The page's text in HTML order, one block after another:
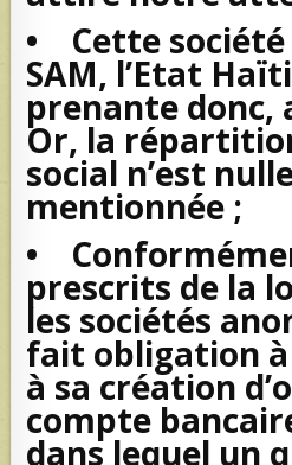
• Cette
SAM, l’Etat
prenante donc,
Or, la
social n’est
mentionnée ;
•
prescrits de la
les sociétés
fait obligation
à sa création
compte
dans lequel un